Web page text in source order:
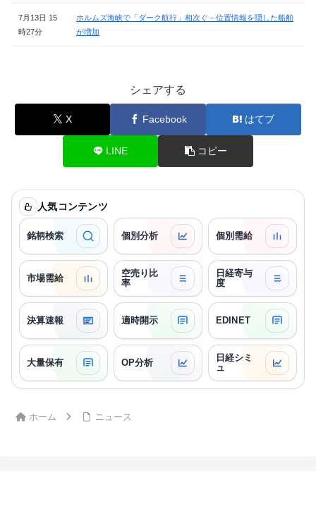
7月13日 15
時27分
ホルムズ海峡で「ダーク航行」相次ぐ－位置情報を隠した船舶
が増加
シェアする
X Facebook はてブ
LINE コピー
人気コンテンツ
銘柄検索 個別分析 個別需給
市場需給
空売り比
率
日経寄与
度
決算速報 適時開示 EDINET
大量保有 OP分析
日経シミ
ュ
ホーム ニュース